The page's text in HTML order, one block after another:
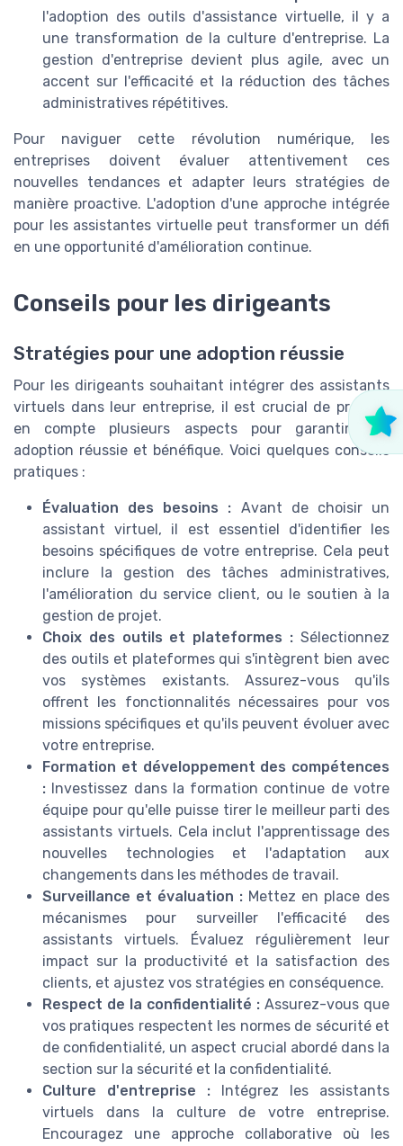
l'adoption des outils d'assistance virtuelle, il y a
une transformation de la culture d'entreprise. La
gestion d'entreprise devient plus agile, avec un
accent sur l'efficacité et la réduction des tâches
administratives répétitives.
Pour naviguer cette révolution numérique, les
entreprises doivent évaluer attentivement ces
nouvelles tendances et adapter leurs stratégies de
manière proactive. L'adoption d'une approche intégrée
pour les assistantes virtuelle peut transformer un défi
en une opportunité d'amélioration continue.
Conseils pour les dirigeants
Stratégies pour une adoption réussie
Pour les dirigeants souhaitant intégrer des assistants
virtuels dans leur entreprise, il est crucial de prendre
en compte plusieurs aspects pour garantir une
adoption réussie et bénéfique. Voici quelques conseils
pratiques :
Évaluation des besoins : Avant de choisir un
assistant virtuel, il est essentiel d'identifier les
besoins spécifiques de votre entreprise. Cela peut
inclure la gestion des tâches administratives,
l'amélioration du service client, ou le soutien à la
gestion de projet.
Choix des outils et plateformes : Sélectionnez
des outils et plateformes qui s'intègrent bien avec
vos systèmes existants. Assurez-vous qu'ils
offrent les fonctionnalités nécessaires pour vos
missions spécifiques et qu'ils peuvent évoluer avec
votre entreprise.
Formation et développement des compétences
: Investissez dans la formation continue de votre
équipe pour qu'elle puisse tirer le meilleur parti des
assistants virtuels. Cela inclut l'apprentissage des
nouvelles technologies et l'adaptation aux
changements dans les méthodes de travail.
Surveillance et évaluation : Mettez en place des
mécanismes pour surveiller l'efficacité des
assistants virtuels. Évaluez régulièrement leur
impact sur la productivité et la satisfaction des
clients, et ajustez vos stratégies en conséquence.
Respect de la confidentialité : Assurez-vous que
vos pratiques respectent les normes de sécurité et
de confidentialité, un aspect crucial abordé dans la
section sur la sécurité et la confidentialité.
Culture d'entreprise : Intégrez les assistants
virtuels dans la culture de votre entreprise.
Encouragez une approche collaborative où les